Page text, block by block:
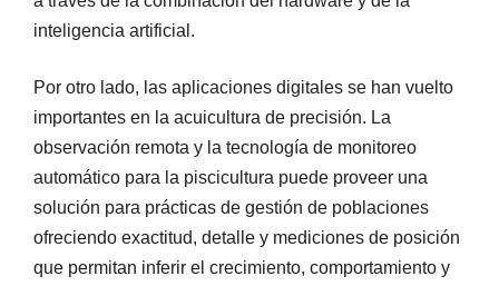
inteligencia artificial.
Por otro lado, las aplicaciones digitales se han vuelto
importantes en la acuicultura de precisión. La
observación remota y la tecnología de monitoreo
automático para la piscicultura puede proveer una
solución para prácticas de gestión de poblaciones
ofreciendo exactitud, detalle y mediciones de posición
que permitan inferir el crecimiento, comportamiento y